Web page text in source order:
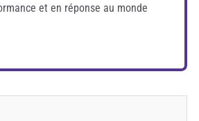
et en réponse au monde